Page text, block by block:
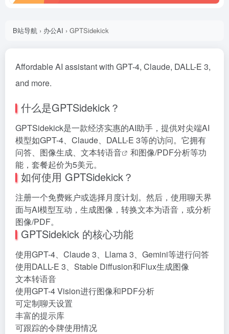
B站导航 › 办公AI › GPTSidekick
Affordable AI assistant with GPT-4, Claude, DALL-E 3,
and more.
什么是GPTSidekick？
GPTSidekick是一款经济实惠的AI助手，提供对尖端AI
模型如GPT-4、Claude、DALL-E 3等的访问。它拥有
问答、图像生成、 文本转语音
和图像/PDF分析等功
能，套餐起价为5美元。
如何使用 GPTSidekick？
注册一个免费账户或选择月度计划。然后，使用聊天界
面与AI模型互动，生成图像，转换文本为语音，或分析
图像/PDF。
GPTSidekick 的核心功能
使用GPT-4、Claude 3、Llama 3、Gemini等进行问答
使用DALL-E 3、Stable Diffusion和Flux生成图像
文本转语音
使用GPT-4 Vision进行图像和PDF分析
可定制聊天设置
丰富的提示库
可跟踪的令牌使用情况